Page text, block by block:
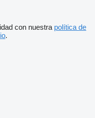
con nuestra política de
.